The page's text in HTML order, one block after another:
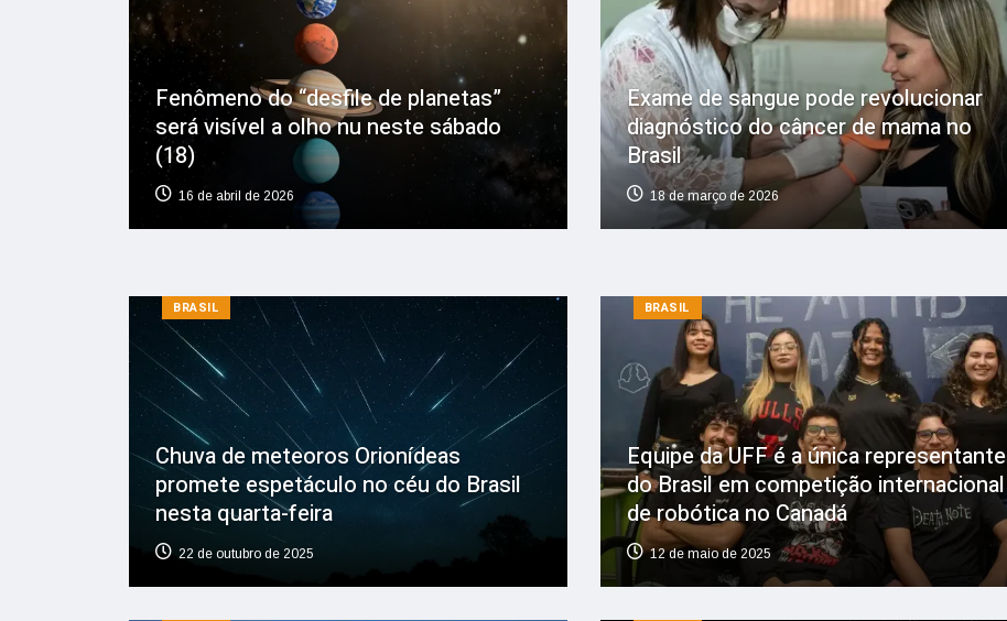
Fenômeno do “desfile de planetas”
será visível a olho nu neste sábado
(18)
16 de abril de 2026
Exame de sangue pode revolucionar
diagnóstico do câncer de mama no
Brasil
18 de março de 2026
BRASIL
Chuva de meteoros Orionídeas
promete espetáculo no céu do Brasil
nesta quarta-feira
22 de outubro de 2025
BRASIL
Equipe da UFF é a única representante
do Brasil em competição internacional
de robótica no Canadá
12 de maio de 2025